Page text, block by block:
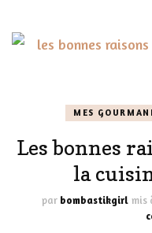
MES
Les bonnes
la
par bombastikgirl mis